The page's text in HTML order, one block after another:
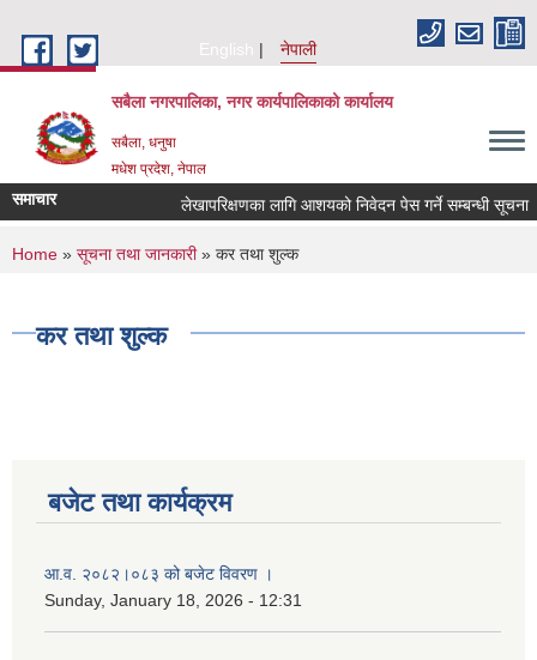
English
नेपाली
सबैला नगरपालिका, नगर कार्यपालिकाको कार्यालय
सबैला, धनुषा
मधेश प्रदेश, नेपाल
समाचार लेखापरिक्षणका लागि आशयको निवेदन पेस गर्ने सम्बन्धी सूचना ।
You are here
Home » सूचना तथा जानकारी» कर तथा शुल्क
कर तथा शुल्क
बजेट तथा कार्यक्रम
आ.व. २०८२।०८३ को बजेट विवरण ।
Sunday, January 18, 2026 - 12:31